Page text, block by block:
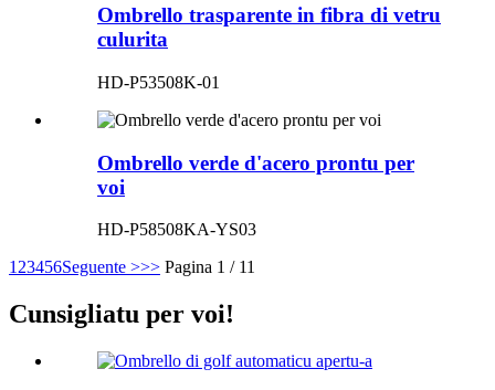
Ombrello trasparente in fibra di vetru
culurita
HD-P53508K-01
Ombrello verde d'acero prontu per
voi
HD-P58508KA-YS03
1 23456Seguente >>> Pagina 1 / 11
Cunsigliatu per voi!